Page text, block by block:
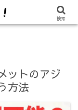
ループ）」の始め方
ットのアジ
方法
検索